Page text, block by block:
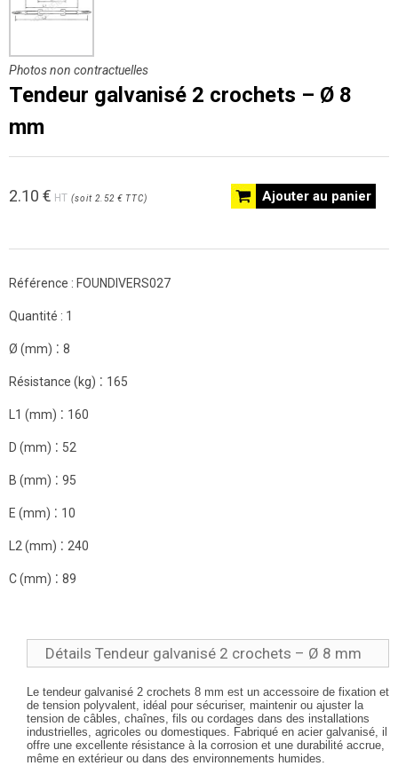
Photos non contractuelles
Tendeur galvanisé 2 crochets – Ø 8
mm
Ajouter au panier
2.10 € HT (soit 2.52 € TTC)
Référence : FOUNDIVERS027
Quantité : 1
Ø (mm) : 8
Résistance (kg) : 165
L1 (mm) : 160
D (mm) : 52
B (mm) : 95
E (mm) : 10
L2 (mm) : 240
C (mm) : 89
Détails Tendeur galvanisé 2 crochets – Ø 8 mm
Le tendeur galvanisé 2 crochets 8 mm est un accessoire de fixation et
de tension polyvalent, idéal pour sécuriser, maintenir ou ajuster la
tension de câbles, chaînes, fils ou cordages dans des installations
industrielles, agricoles ou domestiques. Fabriqué en acier galvanisé, il
offre une excellente résistance à la corrosion et une durabilité accrue,
même en extérieur ou dans des environnements humides.